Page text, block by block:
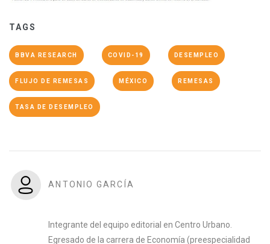
TAGS
BBVA RESEARCH COVID-19 DESEMPLEO
FLUJO DE REMESAS MÉXICO REMESAS
TASA DE DESEMPLEO
ANTONIO GARCÍA
Integrante del equipo editorial en Centro Urbano.
Egresado de la carrera de Economía (preespecialidad